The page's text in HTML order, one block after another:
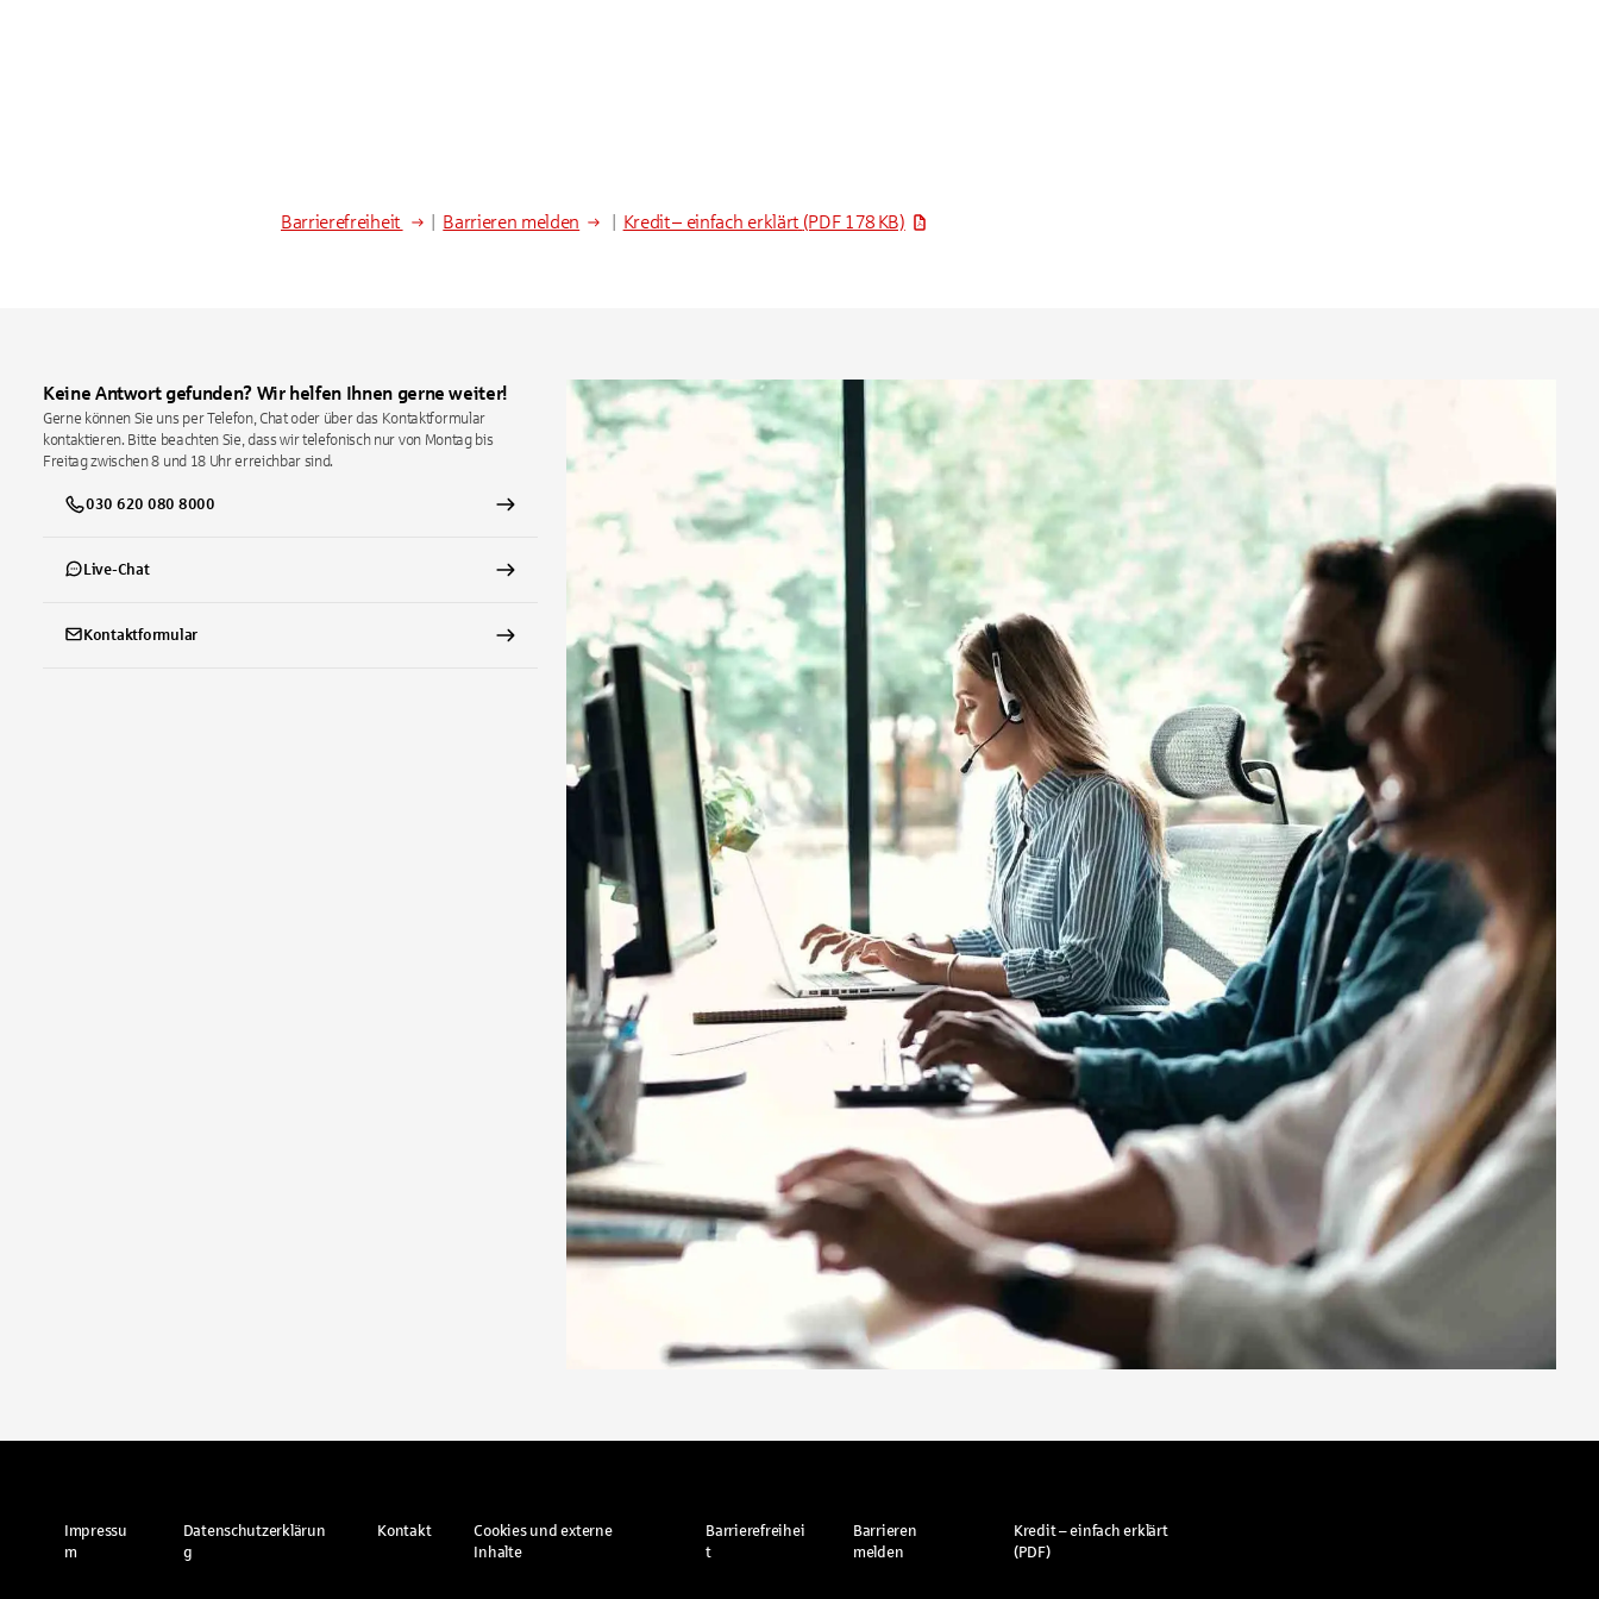
Barrierefreiheit Barrieren melden Kredit – einfach erklärt (PDF 178 KB)
Keine Antwort gefunden? Wir helfen Ihnen gerne weiter!
Gerne können Sie uns per Telefon, Chat oder über das Kontaktformular
kontaktieren. Bitte beachten Sie, dass wir telefonisch nur von Montag bis
Freitag zwischen 8 und 18 Uhr erreichbar sind.
030 620 080 8000
Live-Chat
Kontaktformular
Impressu
m
Datenschutzerklärun
g
Kontakt
Cookies und externe
Inhalte
Barrierefreihei
t
Barrieren
melden
Kredit – einfach erklärt
(PDF)